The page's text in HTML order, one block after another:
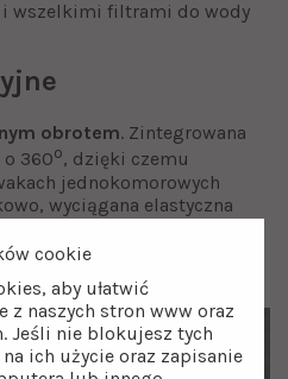
i wszelkimi filtrami do wody
obrotem. Zintegrowana
o 360o, dzięki czemu
jednokomorowych
wyciągana elastyczna
czynności w kuchni, takie
naczyń, płukanie
komory zlewozmywaka.
cookie
aby ułatwić
z naszych stron www oraz
Jeśli nie blokujesz tych
ich użycie oraz zapisanie